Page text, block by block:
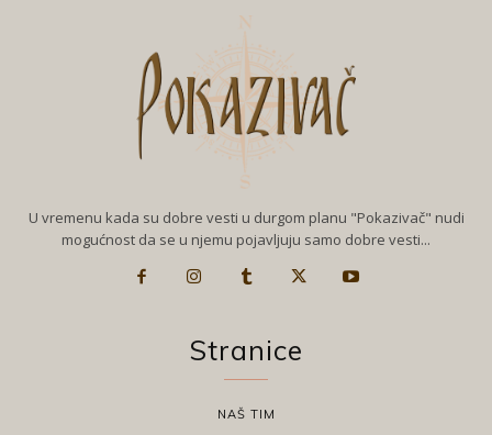
U vremenu kada su dobre vesti u durgom planu "Pokazivač" nudi
mogućnost da se u njemu pojavljuju samo dobre vesti...
Stranice
NAŠ TIM